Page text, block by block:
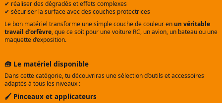
✔ réaliser des dégradés et effets complexes
✔ sécuriser la surface avec des couches protectrices
Le bon matériel transforme une simple couche de couleur en un véritable
travail d’orfèvre, que ce soit pour une voiture RC, un avion, un bateau ou une
maquette d’exposition.
🧰 Le matériel disponible
Dans cette catégorie, tu découvriras une sélection d’outils et accessoires
adaptés à tous les niveaux :
🖌️ Pinceaux et applicateurs